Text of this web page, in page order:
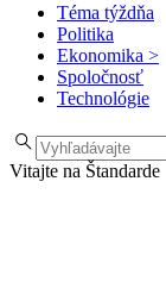
Téma týždňa
Politika
Ekonomika >
Spoločnosť
Technológie
Vitajte na Štandarde